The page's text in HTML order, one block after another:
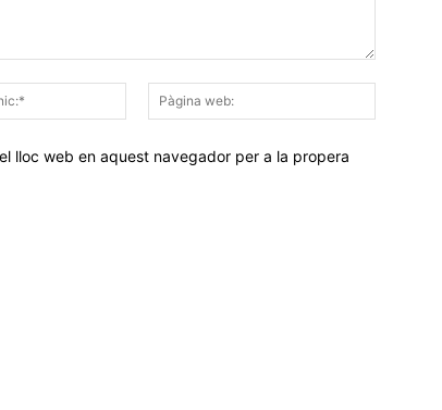
Correu
electrònic:*
web:
lloc web en aquest navegador per a la propera